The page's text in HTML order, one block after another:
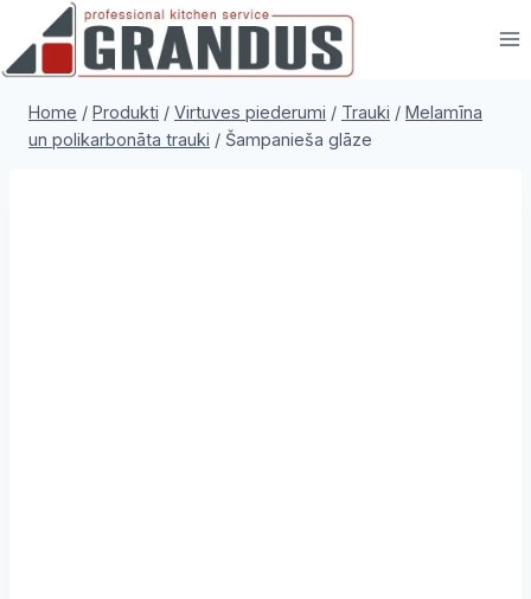
content
Home / Produkti / Virtuves piederumi / Trauki / Melamīna
un polikarbonāta trauki / Šampanieša glāze